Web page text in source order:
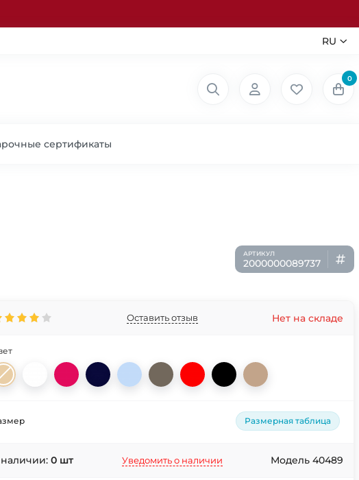
RU
0
сертификаты
2000000089737
Оставить отзыв Нет на складе
Размерная таблица
0 шт Уведомить о наличии Модель 40489